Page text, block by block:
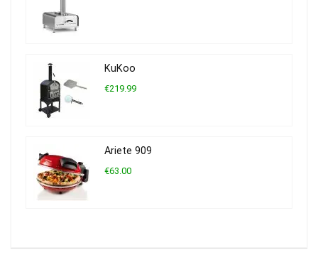
KuKoo
€219.99
Ariete 909
€63.00